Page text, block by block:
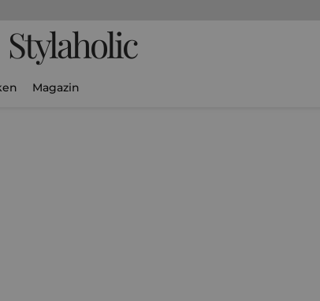
Stylaholic
Magazin